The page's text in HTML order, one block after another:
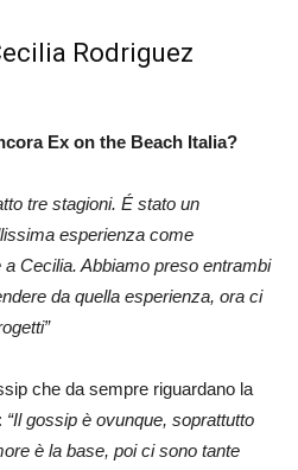
Rodriguez
Ex on the Beach Italia?
tre stagioni. É stato un
esperienza come
Cecilia. Abbiamo preso entrambi
da quella esperienza, ora ci
che da sempre riguardano la
“Il gossip è ovunque, soprattutto
è la base, poi ci sono tante